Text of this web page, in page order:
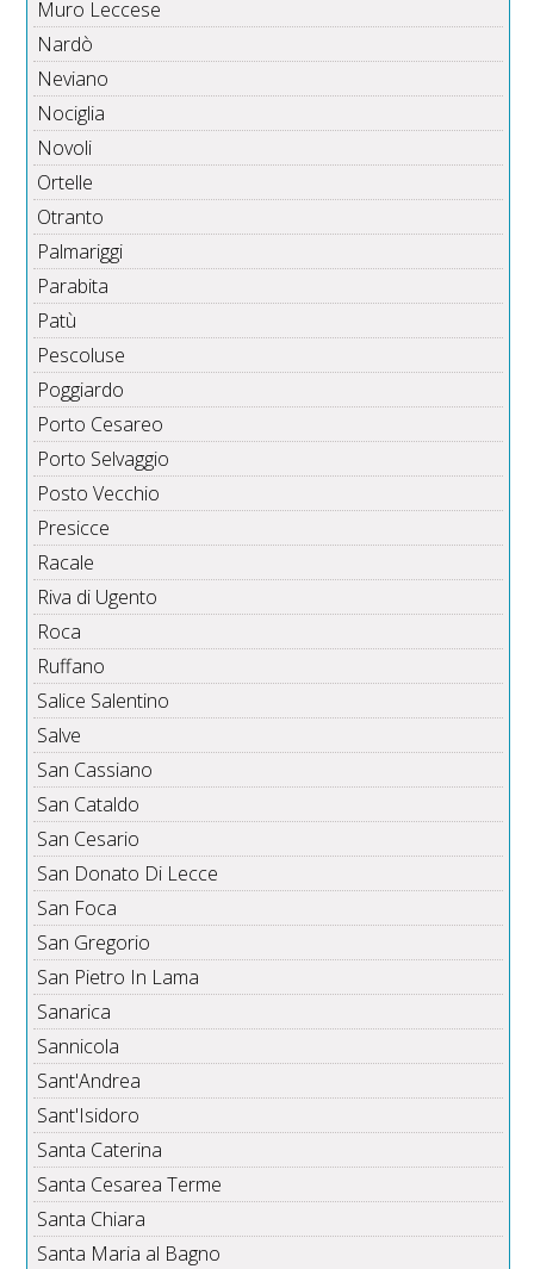
Muro Leccese
Nardò
Neviano
Nociglia
Novoli
Ortelle
Otranto
Palmariggi
Parabita
Patù
Pescoluse
Poggiardo
Porto Cesareo
Porto Selvaggio
Posto Vecchio
Presicce
Racale
Riva di Ugento
Roca
Ruffano
Salice Salentino
Salve
San Cassiano
San Cataldo
San Cesario
San Donato Di Lecce
San Foca
San Gregorio
San Pietro In Lama
Sanarica
Sannicola
Sant'Andrea
Sant'Isidoro
Santa Caterina
Santa Cesarea Terme
Santa Chiara
Santa Maria al Bagno